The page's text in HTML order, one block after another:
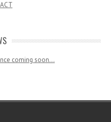
coming soon…